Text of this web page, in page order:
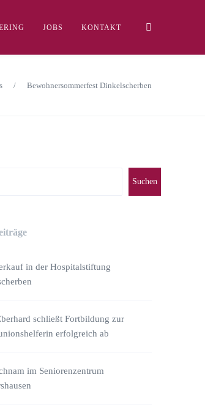
JOBS KONTAKT
/ Bewohnersommerfest Dinkelscherben
Suchen
in der Hospitalstiftung
schließt Fortbildung zur
erfolgreich ab
im Seniorenzentrum